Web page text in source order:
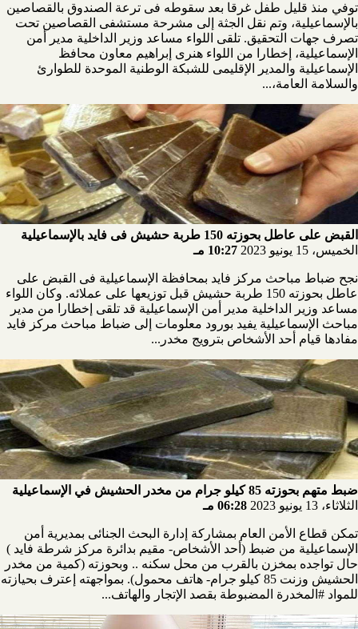
توفي منذ قليل طفل غرقا بعد سقوطه فى ترعة الصندوق بالقصاصين
بالإسماعيلية، وتم نقل الجثة إلى مشرحة مستشفى القصاصين تحت
تصرف جهات التحقيق. تلقى اللواء مساعد وزير الداخلية مدير أمن
الإسماعيلية، إخطارا من اللواء هنرى إبراهيم معاون محافظ
الإسماعيلية والمدير الإقليمى للشبكة الوطنية الموحدة للطوارئ
والسلامة العامة،...
القبض على عاطل بحوزته 150 طربة حشيش فى فايد بالإسماعيلية
الخميس، 15 يونيو 2023
10:27 مـ
نجح ضباط مباحث مركز فايد بمحافظة الإسماعيلية فى القبض على
عاطل بحوزته 150 طربة حشيش قبل توزيعها على عملائه. وكان اللواء
مساعد وزير الداخلية مدير أمن الإسماعيلية قد تلقى إخطارا من مدير
مباحث الإسماعيلية يفيد بورود معلومات إلى ضباط مباحث مركز فايد
مفادها قيام أحد الأشخاص بترويج مخدر...
ضبط متهم بحوزته 85 كيلو جرام من مخدر الحشيش في الإسماعيلية
الثلاثاء، 13 يونيو 2023
06:28 مـ
تمكن قطاع الأمن العام بمشاركة إدارة البحث الجنائى بمديرية أمن
الإسماعيلية من ضبط (أحد الأشخاص- مقيم بدائرة مركز شرطة فايد )
حال تواجده بمخزن بالقرب من محل سكنه .. وبحوزته (كمية من مخدر
الحشيش وزنت 85 كيلو جرام- هاتف محمول). بمواجهته إعترف بحيازته
للمواد #المخدرة المضبوطة بقصد الإتجار والهاتف...